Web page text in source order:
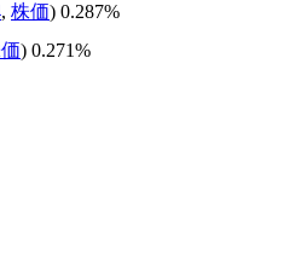
, 株価) 0.287%
) 0.271%